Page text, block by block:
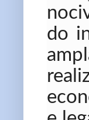
do